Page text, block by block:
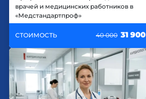
врачей и медицинских работников в
«Медстандартпроф»
СТОИМОСТЬ 40 000 31 900